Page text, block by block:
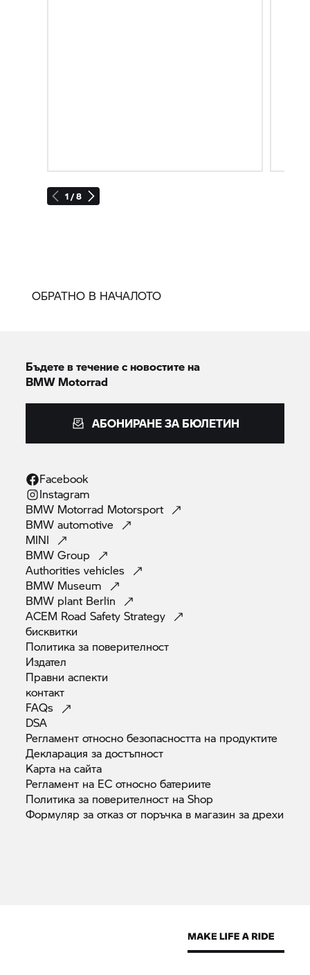
1 / 8
ОБРАТНО В НАЧАЛОТО
Бъдете в течение с новостите на
BMW Motorrad
АБОНИРАНЕ ЗА БЮЛЕТИН
Facebook
Instagram
BMW Motorrad Motorsport
BMWautomotive
MINI
BMWGroup
Authoritiesvehicles
BMW Museum
BMW plant Berlin
ACEM Road SafetyStrategy
бисквитки
Политика за поверителност
Издател
Правниаспекти
контакт
FAQs
DSA
Регламент относно безопасността на продуктите
Декларация задостъпност
Карта насайта
Регламент на ЕС относнобатериите
Политика за поверителност наShop
Формуляр за отказ от поръчка в магазин задрехи